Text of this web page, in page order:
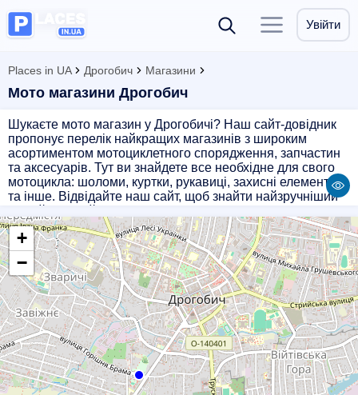
Увійти
Places in UA Дрогобич Магазини
Мото магазини Дрогобич
Шукаєте мото магазин у Дрогобичі? Наш сайт-довідник
пропонує перелік найкращих магазинів з широким
асортиментом мотоциклетного спорядження, запчастин
та аксесуарів. Тут ви знайдете все необхідне для свого
мотоцикла: шоломи, куртки, рукавиці, захисні елементи
та інше. Відвідайте наш сайт, щоб знайти найзручніший
все необхідне для безпечної та комфортної поїздки на
мотоциклі.
+
−